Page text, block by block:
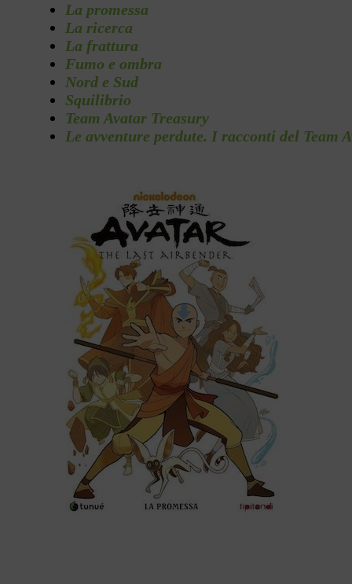
La promessa
La ricerca
La frattura
Fumo e ombra
Nord e Sud
Squilibrio
Team Avatar Treasury
Le avventure perdute. I racconti del Team